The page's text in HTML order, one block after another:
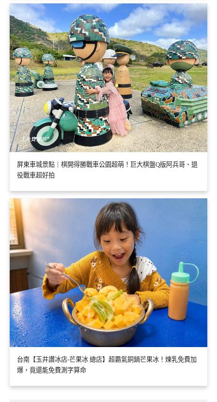
屏東車城景點｜棋開得勝戰車公園超萌！巨大棋盤Q版阿兵哥、退
役戰車超好拍
台南【玉井讚冰店-芒果冰 總店】超霸氣銅鍋芒果冰！煉乳免費加
爆，竟還能免費測字算命